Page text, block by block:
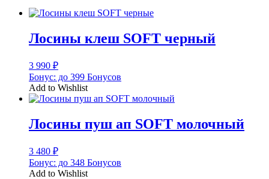
Лосины клеш SOFT черный
3 990 ₽
Бонус: до 399 Бонусов
Add to Wishlist
Лосины пуш ап SOFT молочный
3 480 ₽
Бонус: до 348 Бонусов
Add to Wishlist